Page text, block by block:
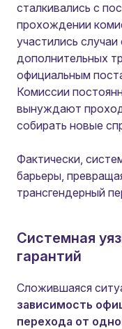
сталкивались с
прохождении
участились случаи
дополнительных
официальным
Комиссии
вынуждают
собирать новые
Фактически,
барьеры,
трансгендерный
Системная
гарантий
Сложившаяся
зависимость
перехода от